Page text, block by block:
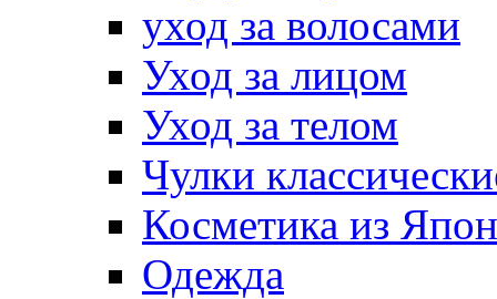
уход за волосами
Уход за лицом
Уход за телом
Чулки
Косметика из
Одежда